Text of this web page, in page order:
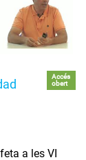
Accés
obert
a les VI